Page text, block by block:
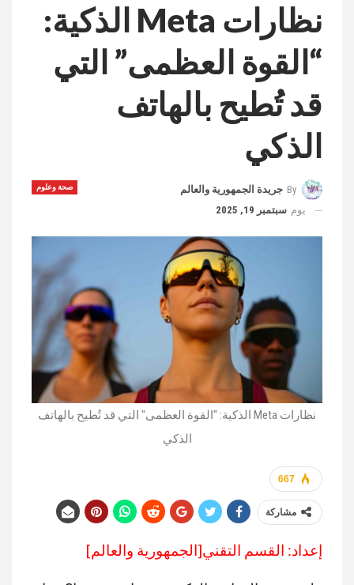
نظارات Meta الذكية:
“القوة العظمى” التي
قد تُطيح بالهاتف
الذكي
صحة وعلوم By جريدة الجمهورية والعالم
يوم سبتمبر 19, 2025
نظارات Meta الذكية: "القوة العظمى" التي قد تُطيح بالهاتف
الذكي
667
مشاركة
إعداد: القسم التقني[الجمهورية والعالم]